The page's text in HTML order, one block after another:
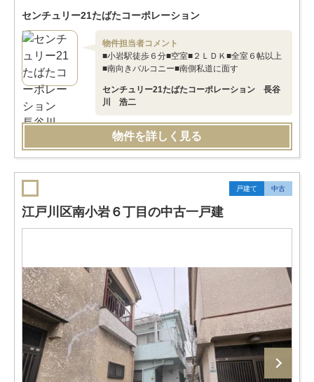
センチュリー21たばたコーポレーション
物件担当者コメント
■小岩駅徒歩６分■空室■２ＬＤＫ■全室６帖以上
■南向きバルコニー■南側私道に面す
センチュリー21たばたコーポレーション 長谷
川 浩二
物件を詳しく見る
戸建て 中古
江戸川区南小岩６丁目の中古一戸建